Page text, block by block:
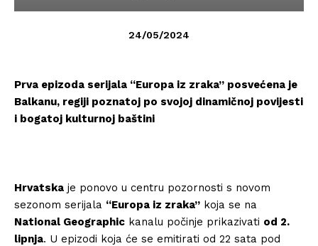
24/05/2024
Prva epizoda serijala “Europa iz zraka” posvećena je
Balkanu, regiji poznatoj po svojoj dinamičnoj povijesti
i bogatoj kulturnoj baštini
Hrvatska je ponovo u centru pozornosti s novom
sezonom serijala “Europa iz zraka” koja se na
National Geographic kanalu počinje prikazivati od 2.
lipnja. U epizodi koja će se emitirati od 22 sata pod